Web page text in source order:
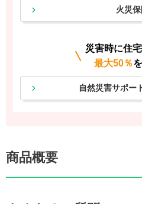
火災
災害時に住
最大50％
自然災害サポー
商品概要